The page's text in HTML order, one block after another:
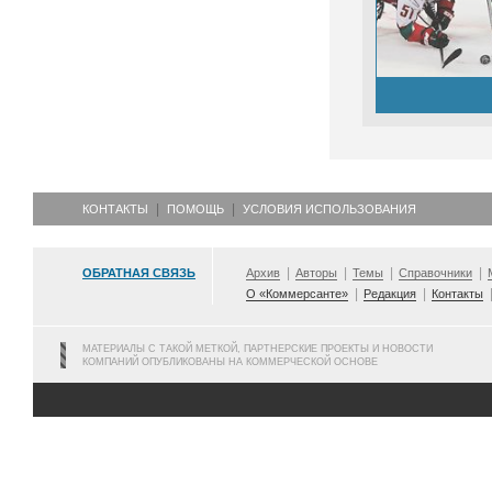
КОНТАКТЫ ПОМОЩЬ УСЛОВИЯ ИСПОЛЬЗОВАНИЯ
ОБРАТНАЯ СВЯЗЬ Архив Авторы Темы Справочники
О «Коммерсанте»
Редакция Контакты
МАТЕРИАЛЫ С ТАКОЙ МЕТКОЙ, ПАРТНЕРСКИЕ ПРОЕКТЫ И НОВОСТИ
КОМПАНИЙ ОПУБЛИКОВАНЫ НА КОММЕРЧЕСКОЙ ОСНОВЕ